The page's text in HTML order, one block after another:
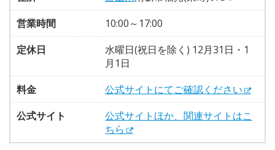
営業時間
10:00～17:00
定休日
水曜日(祝日を除く) 12月31日・1
月1日
料金
公式サイトにてご確認ください
公式サイト
公式サイトほか、関連サイトはこ
ちら